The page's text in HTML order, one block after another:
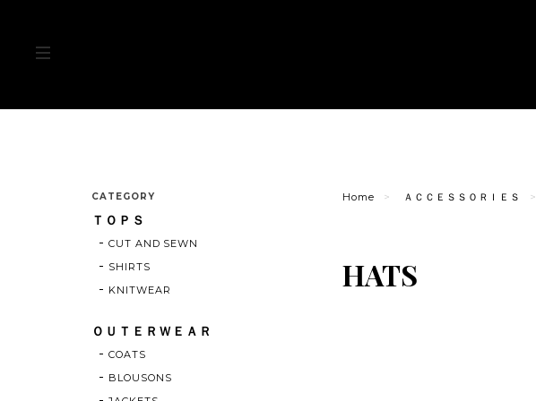
Home ＡＣＣＥＳＳＯＲＩＥＳ
HATS
CATEGORY
ＴＯＰＳ
CUT AND SEWN
SHIRTS
KNITWEAR
ＯＵＴＥＲＷＥＡＲ
COATS
BLOUSONS